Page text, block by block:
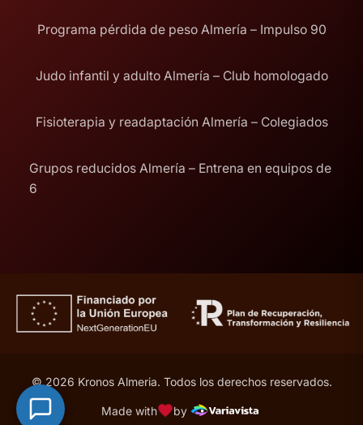
Programa pérdida de peso Almería – Impulso 90
Judo infantil y adulto Almería – Club homologado
Fisioterapia y readaptación Almería – Colegiados
Grupos reducidos Almería – Entrena en equipos de
6
© 2026 Kronos Almeria. Todos los derechos reservados.
Made with by